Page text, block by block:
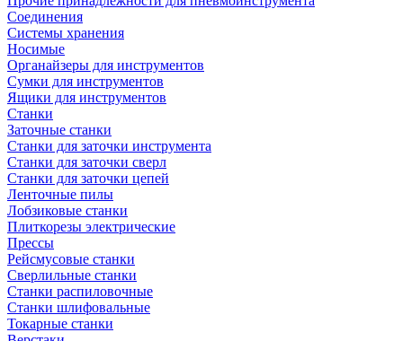
Соединения
Системы хранения
Носимые
Органайзеры для инструментов
Сумки для инструментов
Ящики для инструментов
Станки
Заточные станки
Станки для заточки инструмента
Станки для заточки сверл
Станки для заточки цепей
Ленточные пилы
Лобзиковые станки
Плиткорезы электрические
Прессы
Рейсмусовые станки
Сверлильные станки
Станки распиловочные
Станки шлифовальные
Токарные станки